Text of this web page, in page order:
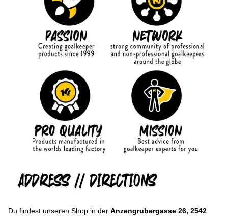
Du findest unseren Shop in der Anzengrubergasse 26, 2542